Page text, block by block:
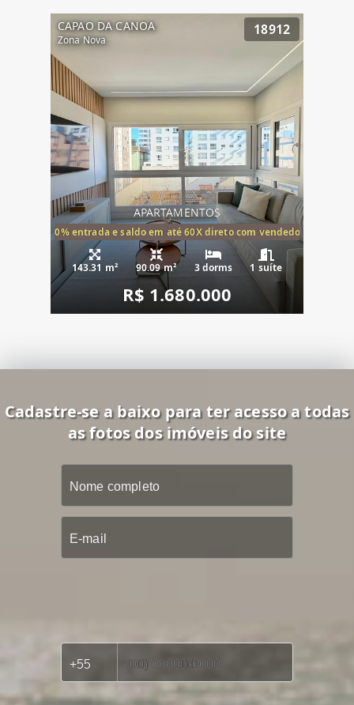
CAPAO DA CANOA
Zona Nova
18912
APARTAMENTOS
20% entrada e saldo em até 60X direto com vendedor
143.31 m² 90.09 m² 3 dorms 1 suíte
R$ 1.680.000
Cadastre-se a baixo para ter acesso a todas
as fotos dos imóveis do site